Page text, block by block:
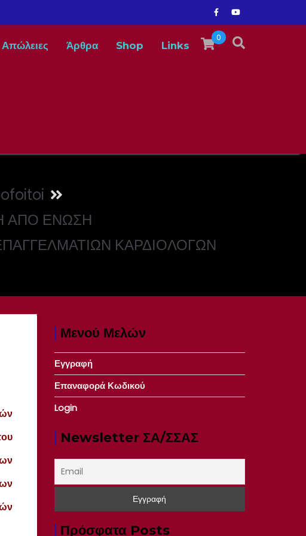
0
Απώλειες Άρθρα Shop Links
ΑΠΟ ΕΝΩΣΗ
ΚΑΡΔΙΟΛΟΓΩΝ
Μενού Μελών
Εγγραφή
Επαναφορά Κωδικού
Login
Newsletter ΣΑ/ΣΣΑΣ
Πρόσφατα Posts